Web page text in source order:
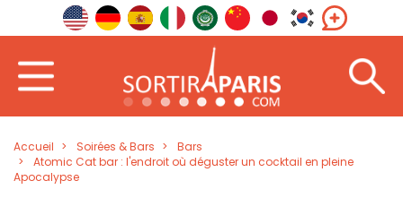
Accueil Soirées & Bars
Bars
Atomic Cat bar : l'endroit où déguster un cocktail en pleine
Apocalypse